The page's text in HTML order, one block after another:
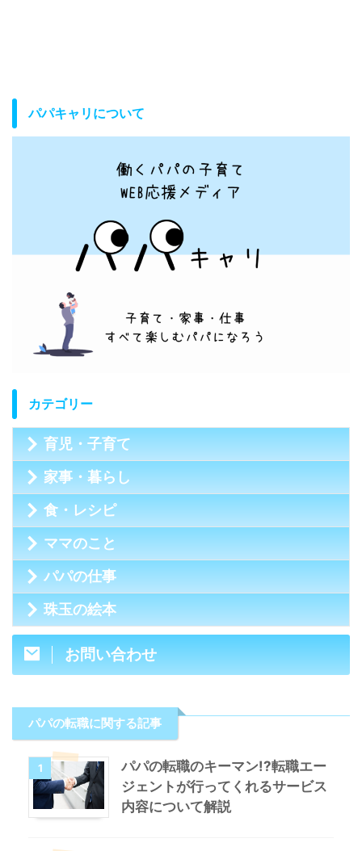
パパキャリについて
カテゴリー
育児・子育て
家事・暮らし
食・レシピ
ママのこと
パパの仕事
珠玉の絵本
お問い合わせ
パパの転職に関する記事
1
パパの転職のキーマン!?転職エー
ジェントが行ってくれるサービス
内容について解説